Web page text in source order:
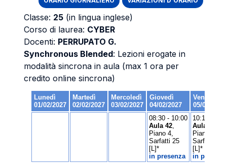
Classe: 25 (in lingua inglese)
Corso di laurea: CYBER
Docenti: PERRUPATO G.
Synchronous Blended: Lezioni erogate in
modalità sincrona in aula (max 1 ora per
credito online sincrona)